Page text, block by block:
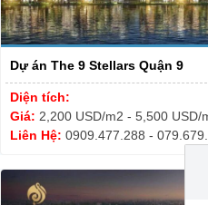
Dự án The 9 Stellars Quận 9
Diện tích:
Giá: 2,200 USD/m2 - 5,500 USD/
Liên Hệ: 0909.477.288 -